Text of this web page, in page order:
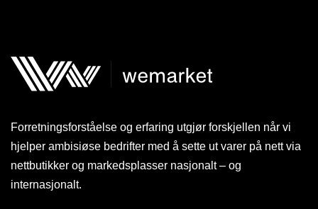
Forretningsforståelse og erfaring utgjør forskjellen når vi
hjelper ambisiøse bedrifter med å sette ut varer på nett via
nettbutikker og markedsplasser nasjonalt – og
internasjonalt.